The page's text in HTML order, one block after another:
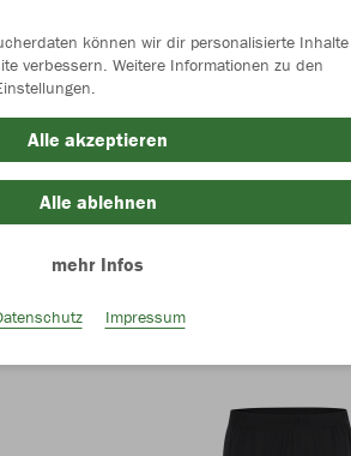
können wir dir personalisierte Inhalte
verbessern. Weitere Informationen zu den
Alle akzeptieren
Alle ablehnen
mehr Infos
Impressum